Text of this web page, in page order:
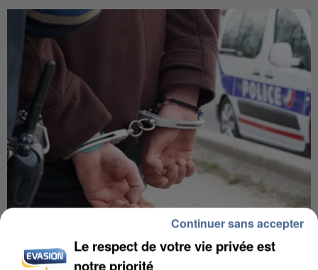
UN SECOND CADRE DE LA DZ MAFIA
Le respect de votre vie privée est
notre priorité
Continuer sans accepter